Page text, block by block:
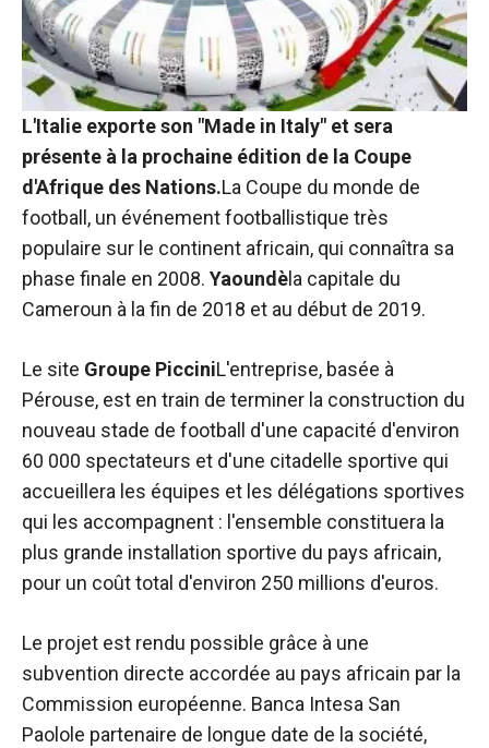
L'Italie exporte son "Made in Italy" et sera
présente à la prochaine édition de la Coupe
d'Afrique des Nations.La Coupe du monde de
football, un événement footballistique très
populaire sur le continent africain, qui connaîtra sa
phase finale en 2008. Yaoundè la capitale du
Cameroun à la fin de 2018 et au début de 2019.
Le site Groupe PicciniL'entreprise, basée à
Pérouse, est en train de terminer la construction du
nouveau stade de football d'une capacité d'environ
60 000 spectateurs et d'une citadelle sportive qui
accueillera les équipes et les délégations sportives
qui les accompagnent : l'ensemble constituera la
plus grande installation sportive du pays africain,
pour un coût total d'environ 250 millions d'euros.
Le projet est rendu possible grâce à une
subvention directe accordée au pays africain par la
Commission européenne. Banca Intesa San
Paolo le partenaire de longue date de la société,
fonctionnalité
et la structure
du site web,
en fonction
de la manière
dont le site
est utilisé.
Expérience
Afin que notre
site web
mieux pendant
vous refusez
ces cookies,
certaines
fonctionnalités
disparaîtront
du site web.
Marketing
En partageant
comportement
lors de la
site, vous
augmentez